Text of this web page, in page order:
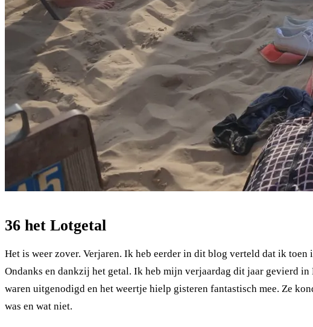
36 het Lotgetal
Het is weer zover. Verjaren. Ik heb eerder in dit blog verteld dat ik
Ondanks en dankzij het getal. Ik heb mijn verjaardag dit jaar gevierd in
waren uitgenodigd en het weertje hielp gisteren fantastisch mee. Ze
was en wat niet.